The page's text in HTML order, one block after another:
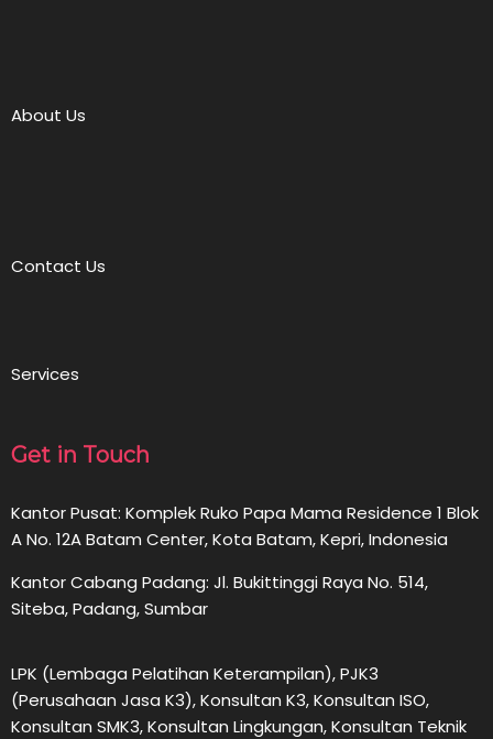
About Us
Contact Us
Services
Get in Touch
Kantor Pusat: Komplek Ruko Papa Mama Residence 1 Blok
A No. 12A Batam Center, Kota Batam, Kepri, Indonesia
Kantor Cabang Padang: Jl. Bukittinggi Raya No. 514,
Siteba, Padang, Sumbar
LPK (Lembaga Pelatihan Keterampilan), PJK3
(Perusahaan Jasa K3), Konsultan K3, Konsultan ISO,
Konsultan SMK3, Konsultan Lingkungan, Konsultan Teknik